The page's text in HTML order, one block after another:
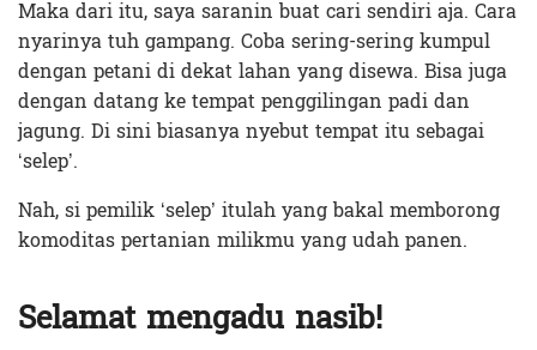
Maka dari itu, saya saranin buat cari sendiri aja. Cara
nyarinya tuh gampang. Coba sering-sering kumpul
dengan petani di dekat lahan yang disewa. Bisa juga
dengan datang ke tempat penggilingan padi dan
jagung. Di sini biasanya nyebut tempat itu sebagai
‘selep’.
Nah, si pemilik ‘selep’ itulah yang bakal memborong
komoditas pertanian milikmu yang udah panen.
Selamat mengadu nasib!